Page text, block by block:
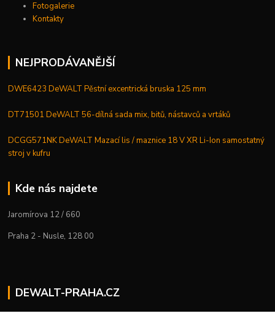
Fotogalerie
Kontakty
NEJPRODÁVANĚJŠÍ
DWE6423 DeWALT Pěstní excentrická bruska 125 mm
DT71501 DeWALT 56-dílná sada mix, bitů, nástavců a vrtáků
DCGG571NK DeWALT Mazací lis / maznice 18 V XR Li-Ion samostatný
stroj v kufru
Kde nás najdete
Jaromírova 12 / 660
Praha 2 - Nusle, 128 00
DEWALT-PRAHA.CZ